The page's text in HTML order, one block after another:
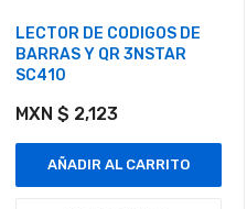
LECTOR DE CODIGOS DE
BARRAS Y QR 3NSTAR
SC410
MXN $ 2,123
AÑADIR AL CARRITO